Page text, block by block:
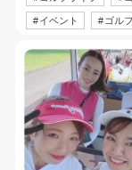
#イベント #ゴル